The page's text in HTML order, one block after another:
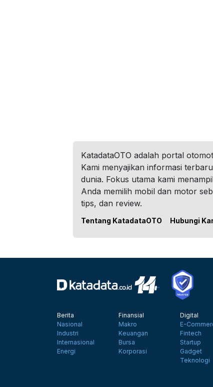
KatadataOTO adalah portal
Kami menyajikan informasi
dunia. Fokus utama kami
Anda memilih mobil dan motor
tips, dan review.
Tentang KatadataOTO Hubungi
Berita
Nasional
Industri
Internasional
Energi
Finansial
Makro
Keuangan
Bursa
Korporasi
Digital
E-
Fintech
Startup
Gadget
Teknologi